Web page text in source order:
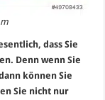
dass Sie
Denn wenn Sie
können Sie
Sie nicht nur